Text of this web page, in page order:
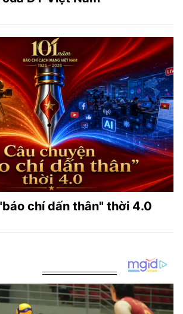
chí dấn thân" thời 4.0